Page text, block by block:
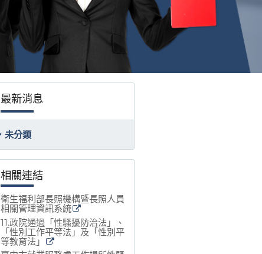
最新消息
未分類
相關連結
衛生福利部長照機構暨長照人員
相關管理資訊系統
11.政院通過「性騷擾防治法」、
「性別工作平等法」及「性別平
等教育法」